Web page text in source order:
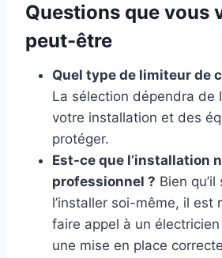
Questions que vous
peut-être
Quel type de limiteur de
La sélection dépendra de
votre installation et des
protéger.
Est-ce que l’installation
professionnel ? Bien
l’installer soi-même, il est
faire appel à un
une mise en place